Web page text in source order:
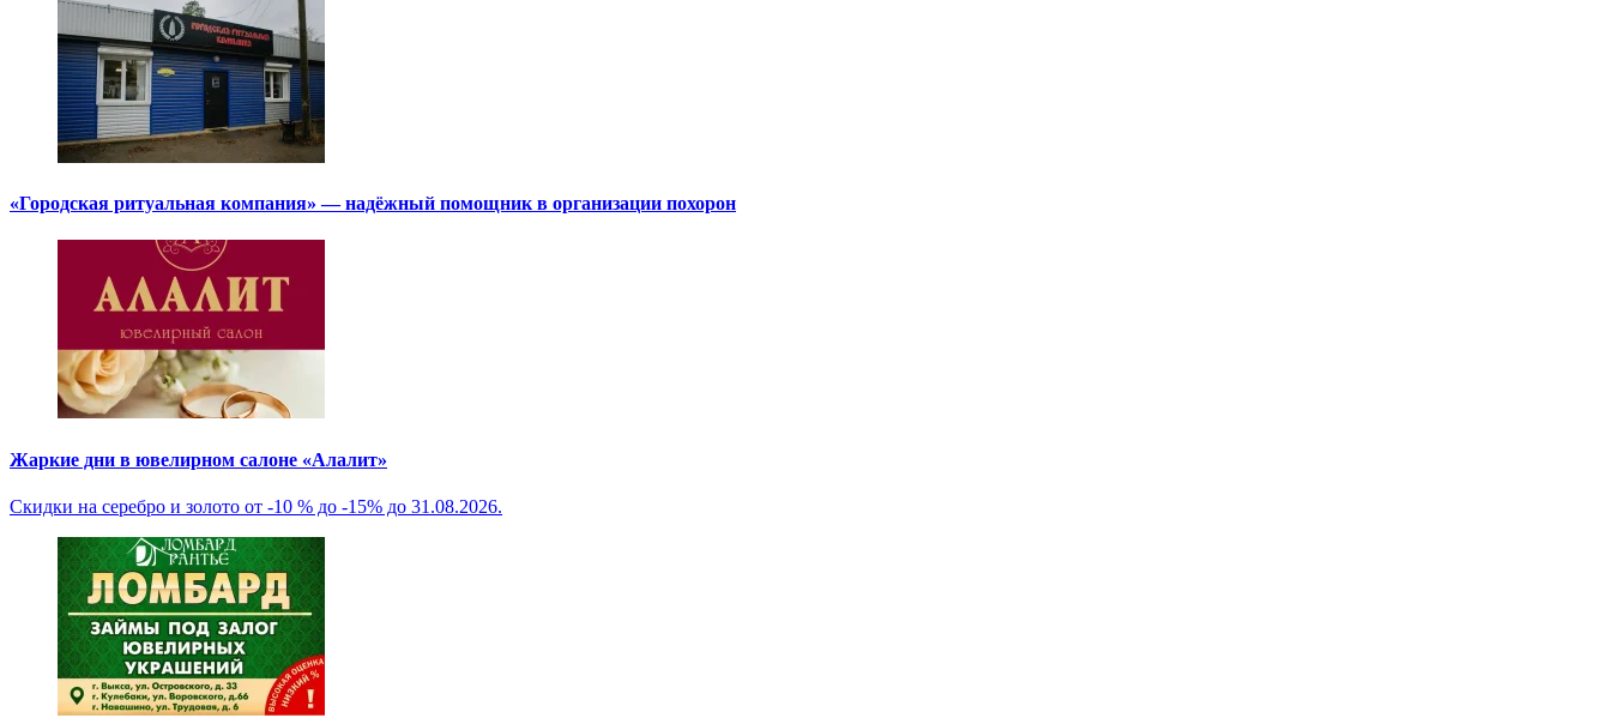
«Городская ритуальная компания» — надёжный помощник в организации похорон
Жаркие дни в ювелирном салоне «Алалит»
Скидки на серебро и золото от -10 % до -15% до 31.08.2026.